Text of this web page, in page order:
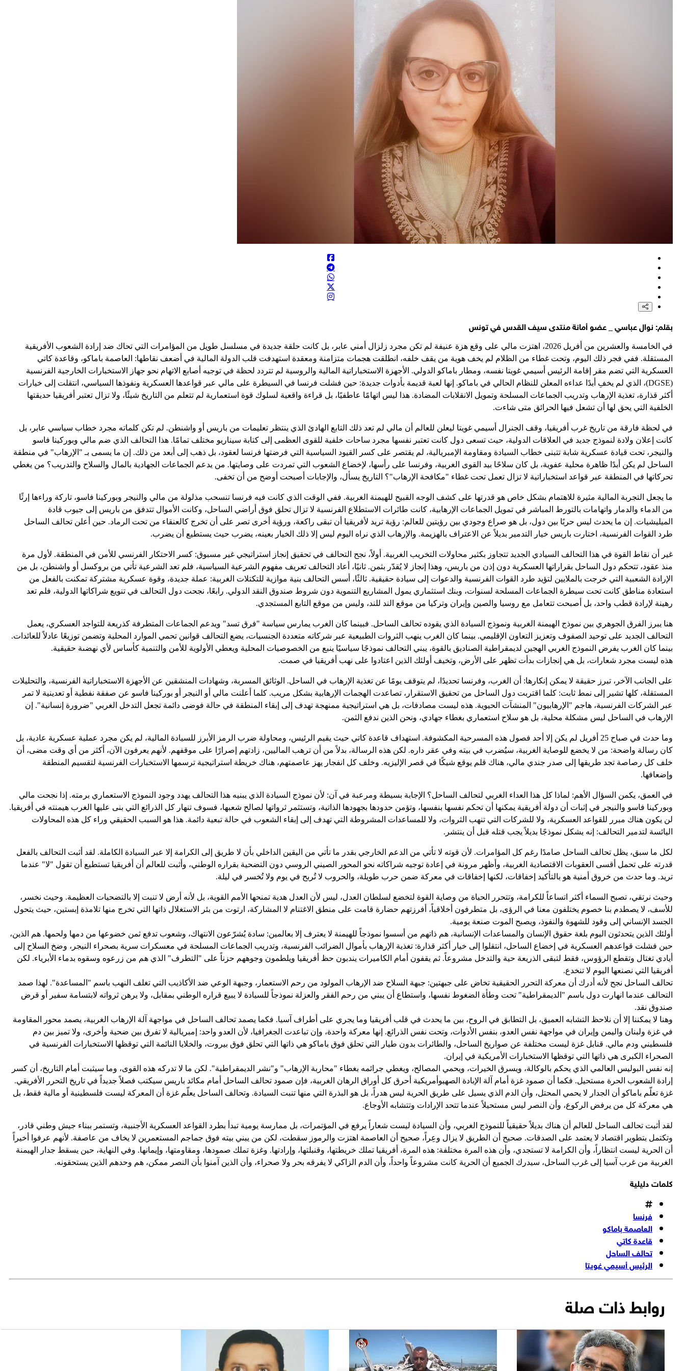
الوكالة اللبنانية للإعلام: يتعرض مرتفع علي الطاهر على أطراف بلدة النبطية الفوقا لقصف مدفعي إسرائيلي مكثّف
المنتخب الإيراني يحرز الميدالية الذهبية في الأولمبياد العالمي للذكاء الاصطناعي للمرة الأولى
مصدر لبناني: واشنطن اقترحت قائمة بعدد من الدول ولم تعط بيروت موافقتها النهائية عليها
عراقجي مخاطبا دول الجوار: لقد حان الوقت لأن نعتمد على أنفسنا وحدنا وأن ننتهج أخوةً حقيقية
عراقجي: عندما يكون المسلمون متحدين ومتكاتفين فإنهم قادرون على الوقوف بقوة وحزم في مواجهة أي تحدٍ تفرضه القوى الأجنبية المعادية
بقلم: نوال عباسي _ عضو أمانة منتدى سيف القدس في تونس
في الخامسة والعشرين من أفريل 2026، اهتزت مالي على وقع هزة عنيفة لم تكن مجرد زلزال أمني عابر، بل كانت حلقة جديدة في مسلسل طويل من المؤامرات التي تحاك ضد إرادة الشعوب الأفريقية
المستقلة. ففي فجر ذلك اليوم، وتحت غطاء من الظلام لم يخف هوية من يقف خلفه، انطلقت هجمات متزامنة ومعقدة استهدفت قلب الدولة المالية في أضعف نقاطها: العاصمة باماكو، وقاعدة كاتي
العسكرية التي تضم مقر إقامة الرئيس أسيمي غويتا نفسه، ومطار باماكو الدولي. الأجهزة الاستخباراتية المالية والروسية لم تتردد لحظة في توجيه أصابع الاتهام نحو جهاز الاستخبارات الخارجية الفرنسية
(DGSE)، الذي لم يخفِ أبدًا عداءه المعلن للنظام الحالي في باماكو. إنها لعبة قديمة بأدوات جديدة: حين فشلت فرنسا في السيطرة على مالي عبر قواعدها العسكرية ونفوذها السياسي، انتقلت إلى خيارات
أكثر قذارة، تغذية الإرهاب وتدريب الجماعات المسلحة وتمويل الانقلابات المضادة. هذا ليس اتهامًا عاطفيًا، بل قراءة واقعية لسلوك قوة استعمارية لم تتعلم من التاريخ شيئًا، ولا تزال تعتبر أفريقيا حديقتها
الخلفية التي يحق لها أن تشعل فيها الحرائق متى شاءت.
في لحظة فارقة من تاريخ غرب أفريقيا، وقف الجنرال أسيمي غويتا ليعلن للعالم أن مالي لم تعد ذلك التابع الهادئ الذي ينتظر تعليمات من باريس أو واشنطن. لم تكن كلماته مجرد خطاب سياسي عابر، بل
كانت إعلان ولادة لنموذج جديد في العلاقات الدولية، حيث تسعى دول كانت تعتبر نفسها مجرد ساحات خلفية للقوى العظمى إلى كتابة سيناريو مختلف تمامًا. هذا التحالف الذي ضم مالي وبوركينا فاسو
والنيجر، تحت قيادة عسكرية شابة تتبنى خطاب السيادة ومقاومة الإمبريالية، لم يقتصر على كسر القيود السياسية التي فرضتها فرنسا لعقود، بل ذهب إلى أبعد من ذلك. إن ما يسمى بـ "الإرهاب" في منطقة
الساحل لم يكن أبدًا ظاهرة محلية عفوية، بل كان سلاحًا بيد القوى الغربية، وفرنسا على رأسها، لإخضاع الشعوب التي تمردت على وصايتها. من يدعم الجماعات الجهادية بالمال والسلاح والتدريب؟ من يغطي
تحركاتها في المنطقة عبر قواعد استخباراتية لا تزال تعمل تحت غطاء "مكافحة الإرهاب"؟ التاريخ يسأل، والإجابات أصبحت أوضح من أن تخفى.
ما يجعل التجربة المالية مثيرة للاهتمام بشكل خاص هو قدرتها على كشف الوجه القبيح للهيمنة الغربية. ففي الوقت الذي كانت فيه فرنسا تنسحب مذلولة من مالي والنيجر وبوركينا فاسو، تاركة وراءها إرثًا
من الدماء والدمار واتهامات بالتورط المباشر في تمويل الجماعات الإرهابية، كانت طائرات الاستطلاع الفرنسية لا تزال تحلق فوق أراضي الساحل، وكانت الأموال تتدفق من باريس إلى جيوب قادة
الميليشيات. إن ما يحدث ليس حربًا بين دول، بل هو صراع وجودي بين رؤيتين للعالم: رؤية تريد لأفريقيا أن تبقى راكعة، ورؤية أخرى تصر على أن تخرج كالعنقاء من تحت الرماد. حين أعلن تحالف الساحل
طرد القوات الفرنسية، اختارت باريس خيار التدمير بديلاً عن الاعتراف بالهزيمة. والإرهاب الذي نراه اليوم ليس إلا ذلك الخيار بعينه، يضرب حيث يستطيع أن يضرب.
غير أن نقاط القوة في هذا التحالف السيادي الجديد تتجاوز بكثير محاولات التخريب الغربية. أولاً، نجح التحالف في تحقيق إنجاز استراتيجي غير مسبوق: كسر الاحتكار الفرنسي للأمن في المنطقة. لأول مرة
منذ عقود، تتحكم دول الساحل بقراراتها العسكرية دون إذن من باريس، وهذا إنجاز لا يُقدّر بثمن. ثانيًا، أعاد التحالف تعريف مفهوم الشرعية السياسية، فلم تعد الشرعية تأتي من بروكسل أو واشنطن، بل من
الإرادة الشعبية التي خرجت بالملايين لتؤيد طرد القوات الفرنسية والدعوات إلى سيادة حقيقية. ثالثًا، أسس التحالف بنية موازية للتكتلات الغربية: عملة جديدة، وقوة عسكرية مشتركة تمكنت بالفعل من
استعادة مناطق كانت تحت سيطرة الجماعات المسلحة لسنوات، وبنك استثماري يمول المشاريع التنموية دون شروط صندوق النقد الدولي. رابعًا، نجحت دول التحالف في تنويع شراكاتها الدولية، فلم تعد
رهينة لإرادة قطب واحد، بل أصبحت تتعامل مع روسيا والصين وإيران وتركيا من موقع الند للند، وليس من موقع التابع المستجدي.
هنا يبرز الفرق الجوهري بين نموذج الهيمنة الغربية ونموذج السيادة الذي يقوده تحالف الساحل. فبينما كان الغرب يمارس سياسة "فرق تسد" ويدعم الجماعات المتطرفة كذريعة للتواجد العسكري، يعمل
التحالف الجديد على توحيد الصفوف وتعزيز التعاون الإقليمي. بينما كان الغرب ينهب الثروات الطبيعية عبر شركاته متعددة الجنسيات، يضع التحالف قوانين تحمي الموارد المحلية وتضمن توزيعًا عادلاً للعائدات.
بينما كان الغرب يفرض النموذج الغربي الهجين لديمقراطية الصناديق بالقوة، يبني التحالف نموذجًا سياسيًا ينبع من الخصوصيات المحلية ويعطي الأولوية للأمن والتنمية كأساس لأي نهضىة حقيقية.
هذه ليست مجرد شعارات، بل هي إنجازات بدأت تظهر على الأرض، وتخيف أولئك الذين اعتادوا على نهب أفريقيا في صمت.
على الجانب الآخر، تبرز حقيقة لا يمكن إنكارها: أن الغرب، وفرنسا تحديدًا، لم يتوقف يومًا عن تغذية الإرهاب في الساحل. الوثائق المسربة، وشهادات المنشقين عن الأجهزة الاستخباراتية الفرنسية، والتحليلات
المستقلة، كلها تشير إلى نمط ثابت: كلما اقتربت دول الساحل من تحقيق الاستقرار، تصاعدت الهجمات الإرهابية بشكل مريب. كلما أعلنت مالي أو النيجر أو بوركينا فاسو عن صفقة نفطية أو تعدينية لا تمر
عبر الشركات الفرنسية، هاجم "الإرهابيون" المنشآت الحيوية. هذه ليست مصادفات، بل هي استراتيجية ممنهجة تهدف إلى إبقاء المنطقة في حالة فوضى دائمة تجعل التدخل الغربي "ضرورة إنسانية". إن
الإرهاب في الساحل ليس مشكلة محلية، بل هو سلاح استعماري بغطاء جهادي، ونحن الذين ندفع الثمن.
وما حدث في صباح 25 أفريل لم يكن إلا أحد فصول هذه المسرحية المكشوفة. استهداف قاعدة كاتي حيث يقيم الرئيس، ومحاولة ضرب الرمز الأبرز للسيادة المالية، لم يكن مجرد عملية عسكرية عادية، بل
كان رسالة واضحة: من لا يخضع للوصاية الغربية، سيُضرب في بيته وفي عقر داره. لكن هذه الرسالة، بدلاً من أن ترهب الماليين، زادتهم إصرارًا على موقفهم. لأنهم يعرفون الآن، أكثر من أي وقت مضى، أن
خلف كل رصاصة تجد طريقها إلى صدر جندي مالي، هناك قلم يوقع شيكًا في قصر الإليزيه. وخلف كل انفجار يهز عاصمتهم، هناك خريطة استراتيجية ترسمها الاستخبارات الفرنسية لتقسيم المنطقة
وإضعافها.
في العمق، يكمن السؤال الأهم: لماذا كل هذا العداء الغربي لتحالف الساحل؟ الإجابة بسيطة ومرعبة في آن: لأن نموذج السيادة الذي يبنيه هذا التحالف يهدد وجود النموذج الاستعماري برمته. إذا نجحت مالي
وبوركينا فاسو والنيجر في إثبات أن دولة أفريقية يمكنها أن تحكم نفسها بنفسها، وتؤمن حدودها بجهودها الذاتية، وتستثمر ثرواتها لصالح شعبها، فسوف تنهار كل الذرائع التي بنى عليها الغرب هيمنته في أفريقيا.
لن يكون هناك مبرر للقواعد العسكرية، ولا للشركات التي تنهب الثروات، ولا للمساعدات المشروطة التي تهدف إلى إبقاء الشعوب في حالة تبعية دائمة. هذا هو السبب الحقيقي وراء كل هذه المحاولات
اليائسة لتدمير التحالف: إنه يشكل نموذجًا بديلاً يجب قتله قبل أن ينتشر.
لكل ما سبق، يظل تحالف الساحل صامدًا رغم كل المؤامرات. لأن قوته لا تأتي من الدعم الخارجي بقدر ما تأتي من اليقين الداخلي بأن لا طريق إلى الكرامة إلا عبر السيادة الكاملة. لقد أثبت التحالف بالفعل
قدرته على تحمل أقسى العقوبات الاقتصادية الغربية، وأظهر مرونة في إعادة توجيه شراكاته نحو المحور الصيني الروسي دون التضحية بقراره الوطني، وأثبت للعالم أن أفريقيا تستطيع أن تقول "لا" عندما
تريد. وما حدث من خروق أمنية هو بالتأكيد إخفاقات، لكنها إخفاقات في معركة ضمن حرب طويلة، والحروب لا تُربح في يوم ولا تُخسر في ليلة.
وحيث نرتقي، تصبح السماء أكثر اتساعاً للكرامة، وتتحرر الحياة من وصاية القوة لتخضع لسلطان العدل، ليس لأن العدل هدية تمنحها الأمم القوية، بل لأنه أرض لا تنبت إلا بالتضحيات العظيمة. وحيث نخسر،
للأسف، لا يصطدم بنا خصوم يختلفون معنا في الرؤى، بل متطرفون أخلاقياً، أفرزتهم حضارة قامت على منطق الاغتنام لا المشاركة، ارتوت من بئر الاستغلال ذاتها التي تخرج منها تلامذة إبستين، حيث يتحول
الجسد الإنساني إلى وقود للشهوة والنفوذ، ويصبح الموت صنعة يومية.
أولئك الذين يتحدثون اليوم بلغة حقوق الإنسان والمساعدات الإنسانية، هم ذاتهم من أسسوا نموذجاً للهيمنة لا يعترف إلا بعالمين: سادة يُشرّعون الانتهاك، وشعوب تدفع ثمن خضوعها من دمها ولحمها. هم الذين،
حين فشلت قواعدهم العسكرية في إخضاع الساحل، انتقلوا إلى خيار أكثر قذارة: تغذية الإرهاب بأموال الضرائب الفرنسية، وتدريب الجماعات المسلحة في معسكرات سرية بصحراء النيجر، وضخ السلاح إلى
أيادي تغتال وتقطع الرؤوس، فقط لتبقى الذريعة حية والتدخل مشروعاً. ثم يقفون أمام الكاميرات يندبون حظ أفريقيا ويلطمون وجوههم حزناً على "التطرف" الذي هم من زرعوه وسقوه بدماء الأبرياء. لكن
أفريقيا التي نصنعها اليوم لا تنخدع.
تحالف الساحل نجح لأنه أدرك أن معركة التحرر الحقيقية تخاض على جبهتين: جبهة السلاح ضد الإرهاب المولود من رحم الاستعمار، وجبهة الوعي ضد الأكاذيب التي تغلف النهب باسم "المساعدة". لهذا صمد
التحالف عندما انهارت دول باسم "الديمقراطية" تحت وطأة الضغوط نفسها، واستطاع أن يبني من رحم الفقر والعزلة نموذجاً للسيادة لا يبيع قراره الوطني بمقابل، ولا يرهن ثرواته لابتسامة سفير أو قرض
صندوق نقد.
وهنا لا يمكننا إلا أن نلاحظ التشابه العميق، بل التطابق في الروح، بين ما يحدث في قلب أفريقيا وما يجري على أطراف آسيا. فكما يصمد تحالف الساحل في مواجهة آلة الإرهاب الغربية، يصمد محور المقاومة
في غزة ولبنان واليمن وإيران في مواجهة نفس العدو، بنفس الأدوات، وتحت نفس الذرائع. إنها معركة واحدة، وإن تباعدت الجغرافيا، لأن العدو واحد: إمبريالية لا تفرق بين ضحية وأخرى، ولا تميز بين دم
فلسطيني ودم مالي. قنابل غزة ليست مختلفة عن صواريخ الساحل، والطائرات بدون طيار التي تحلق فوق باماكو هي ذاتها التي تحلق فوق بيروت، والخلايا النائمة التي توقظها الاستخبارات الفرنسية في
الصحراء الكبرى هي ذاتها التي توقظها الاستخبارات الأمريكية في إيران.
إنه نفس البوليس العالمي الذي يحكم بالوكالة، ويسرق الخيرات، ويحمي المصالح، ويغطي جرائمه بغطاء "محاربة الإرهاب" و"نشر الديمقراطية". لكن ما لا تدركه هذه القوى، وما سيثبت أمام التاريخ، أن كسر
إرادة الشعوب الحرة مستحيل. فكما أن صمود غزة أمام آلة الإبادة الصهيوأمريكية أحرق كل أوراق الرهان الغربية، فإن صمود تحالف الساحل أمام مكائد باريس سيكتب فصلاً جديداً في تاريخ التحرر الأفريقي.
غزة تعلّم باماكو أن الجدار لا يحمي المحتل، وأن الدم الذي يسيل على طريق الحرية ليس هدراً، بل هو البذرة التي منها تنبت السيادة. وتحالف الساحل يعلّم غزة أن المعركة ليست فلسطينية أو مالية فقط، بل
هي معركة كل من يرفض الركوع، وأن النصر ليس مستحيلاً عندما تتحد الإرادات وتتشابه الأوجاع.
لقد أثبت تحالف الساحل للعالم أن هناك بديلاً حقيقياً للنموذج الغربي، وأن السيادة ليست شعاراً يرفع في المؤتمرات، بل ممارسة يومية تبدأ بطرد القواعد العسكرية الأجنبية، وتستمر ببناء جيش وطني قادر،
وتكتمل بتطوير اقتصاد لا يعتمد على الصدقات. صحيح أن الطريق لا يزال وعِراً، صحيح أن العاصمة اهتزت والرموز سقطت، لكن من يبني بيته فوق جماجم المستعمرين لا يخاف من عاصفة. لأنهم عرفوا أخيراً
أن الحرية ليست انتظاراً، وأن الكرامة لا تستجدي، وأن هذه المرة مختلفة: هذه المرة، أفريقيا تملك خريطتها، وقنبلتها، وإرادتها. وغزة تملك صمودها، ومقاومتها، وإيمانها. وفي النهاية، حين يسقط جدار الهيمنة
الغربية من غرب آسيا إلى غرب الساحل، سيدرك الجميع أن الحرية كانت مشروعاً واحداً، وأن الدم الزاكي لا يفرقه بحر ولا صحراء، وأن الذين آمنوا بأن النصر ممكن، هم وحدهم الذين يستحقونه.
كلمات دليلية
فرنسا
العاصمة باماكو
قاعدة كاتي
تحالف الساحل
الرئيس أسيمي غويتا
روابط ذات صلة